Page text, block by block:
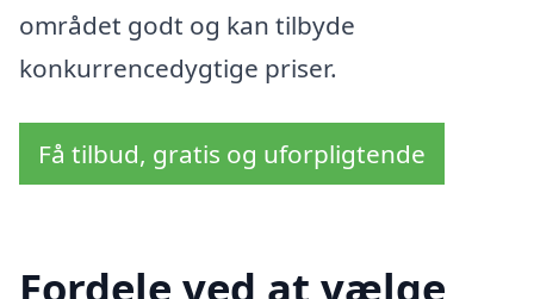
området godt og kan tilbyde
konkurrencedygtige priser.
Få tilbud, gratis og uforpligtende